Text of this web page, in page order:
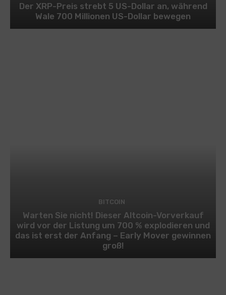
Der XRP-Preis strebt 5 US-Dollar an, während
Wale 700 Millionen US-Dollar bewegen
BITCOIN
Warten Sie nicht! Dieser Altcoin-Vorverkauf
wird vor der Listung um 700 % explodieren und
das ist erst der Anfang – Early Mover gewinnen
groß!